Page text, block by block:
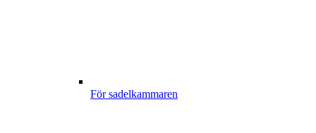
För sadelkammaren